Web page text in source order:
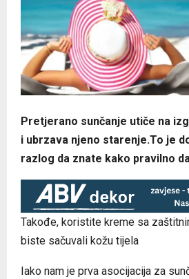
Pretjerano sunčanje utiče na
i ubrzava njeno starenje.To je
razlog da znate kako pravilno
Takođe, koristite kreme sa
biste sačuvali kožu tijela
Iako nam je prva asocijacija za